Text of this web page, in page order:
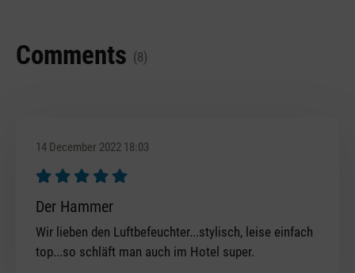
Comments (8)
14 December 2022 18:03
Review with rating of 5 out of 5 stars
Der Hammer
Wir lieben den Luftbefeuchter...stylisch, leise einfach
top...so schläft man auch im Hotel super.